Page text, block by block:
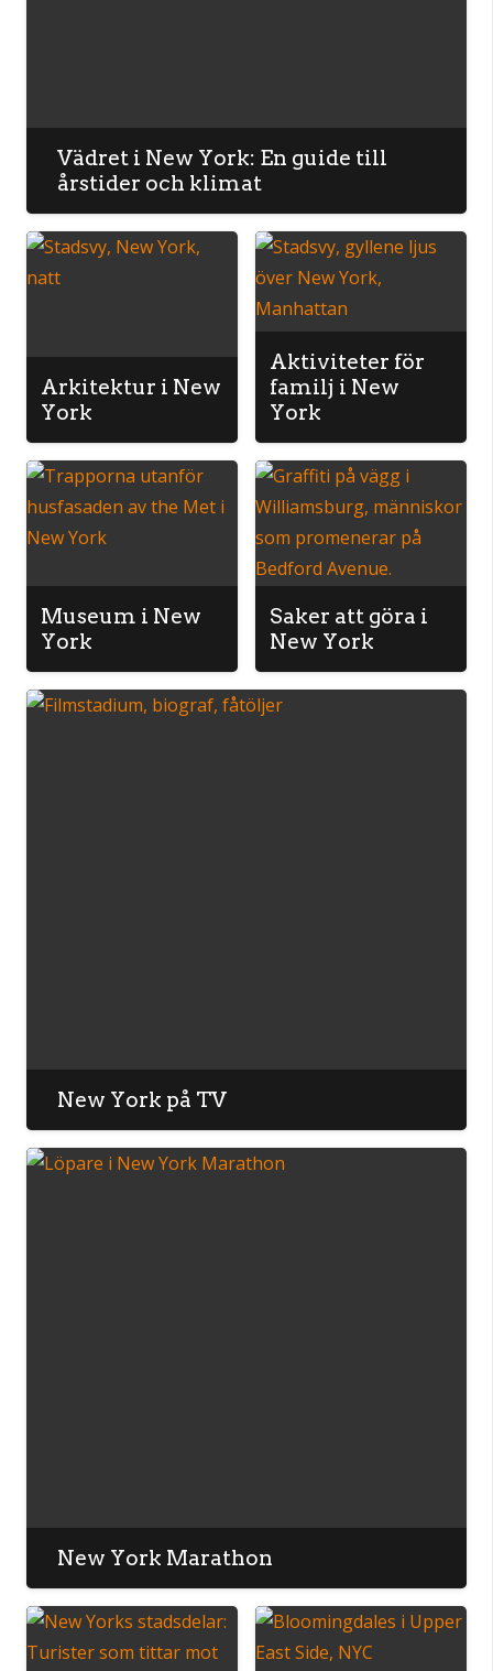
Vädret i New York: En guide till
årstider och klimat
Arkitektur i New
York
Aktiviteter för
familj i New
York
Museum i New
York
Saker att göra i
New York
New York på TV
New York Marathon